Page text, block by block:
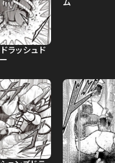
ラッシュド